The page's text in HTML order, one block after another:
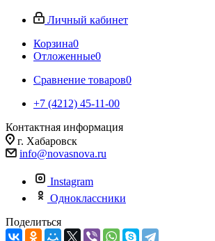
Личный кабинет
Корзина0
Отложенные0
Сравнение товаров0
+7 (4212) 45-11-00
Контактная информация
г. Хабаровск
info@novasnova.ru
Instagram
Одноклассники
Поделиться